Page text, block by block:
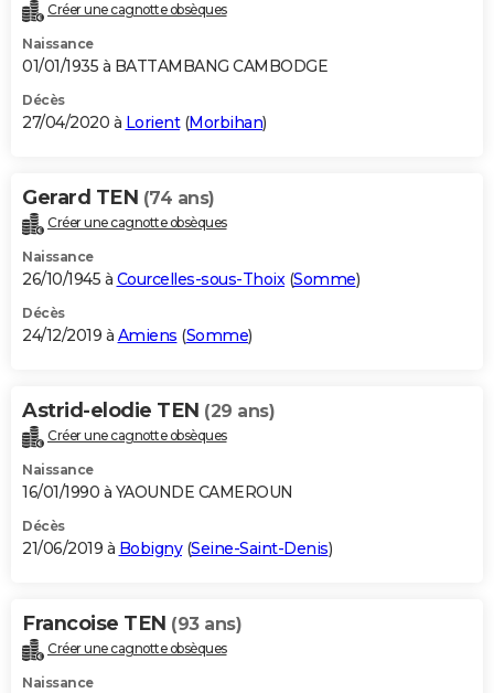
Créer une cagnotte obsèques
Naissance
01/01/1935 à BATTAMBANG CAMBODGE
Décès
27/04/2020 à Lorient(Morbihan)
Gerard TEN (74 ans)
Créer une cagnotte obsèques
Naissance
26/10/1945 à Courcelles-sous-Thoix(Somme)
Décès
24/12/2019 à Amiens (Somme)
Astrid-elodie TEN (29 ans)
Créer une cagnotte obsèques
Naissance
16/01/1990 à YAOUNDE CAMEROUN
Décès
21/06/2019 à Bobigny(Seine-Saint-Denis)
Francoise TEN (93 ans)
Créer une cagnotte obsèques
Naissance